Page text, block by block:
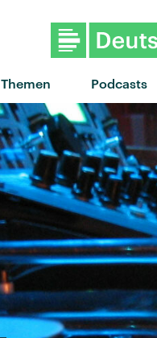
Themen Podcasts